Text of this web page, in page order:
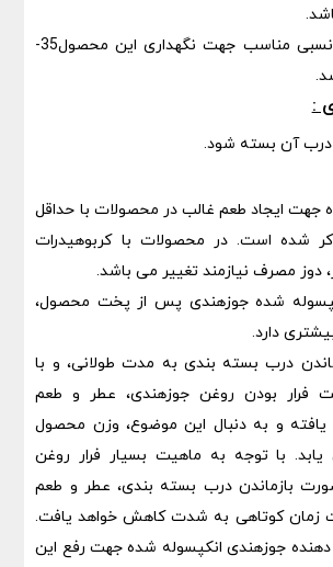
حداکثر رطوبت نسبی مناسب جهت نگهداری این محصول35-
:
درب آن بسته شود.
جهت ایجاد طعم غالب در محصولات با حداقل
شده است. در محصولات با کربوهیدرات
دوز مصرف نیازمند تغییر می باشد.
شده جوزهندی پس از پخت محصول،
درب بسته بندی به مدت طولانی، و با
فرار بودن روغن جوزهندی، عطر و طعم
و به دنبال این موضوع، وزن محصول
با توجه به ماهیت بسیار فرار روغن
بازماندن درب بسته بندی، عطر و طعم
زمان کوتاهی به شدت کاهش خواهد یافت.
دهنده جوزهندی انکپسوله شده جهت رفع این